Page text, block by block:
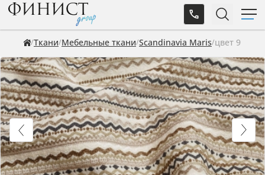
Ткани Мебельные ткани Scandinavia Maris цвет 9